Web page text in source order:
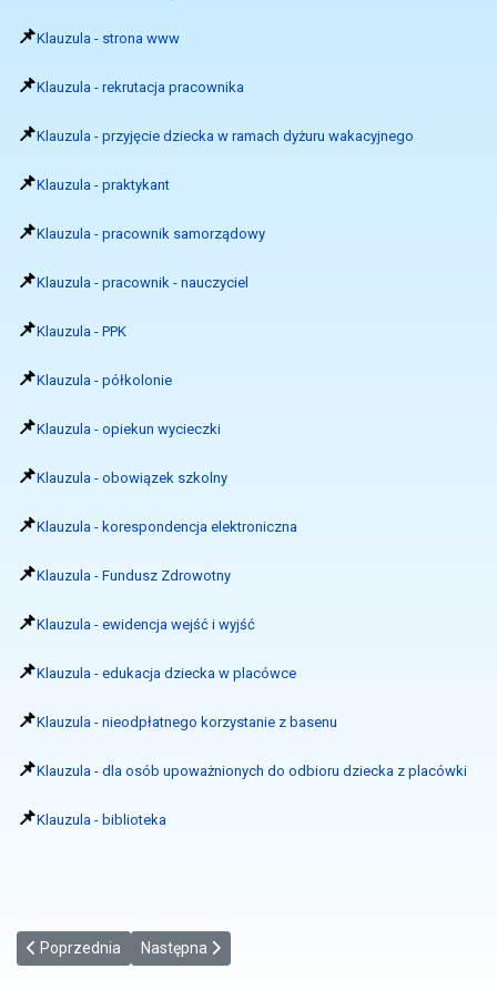
📌Klauzula - strona www
📌Klauzula - rekrutacja pracownika
📌Klauzula - przyjęcie dziecka w ramach dyżuru wakacyjnego
📌Klauzula - praktykant
📌Klauzula - pracownik samorządowy
📌Klauzula - pracownik - nauczyciel
📌Klauzula - PPK
📌Klauzula - półkolonie
📌Klauzula - opiekun wycieczki
📌Klauzula - obowiązek szkolny
📌Klauzula - korespondencja elektroniczna
📌Klauzula - Fundusz Zdrowotny
📌Klauzula - ewidencja wejść i wyjść
📌Klauzula - edukacja dziecka w placówce
📌Klauzula - nieodpłatnego korzystanie z basenu
📌Klauzula - dla osób upoważnionych do odbioru dziecka z placówki
📌Klauzula - biblioteka
Poprzednia strona: KSeF – wystawianie faktur dla Zespołu
Poprzednia Następna strona: WYMAGANIA EDUKACYJNE
Następna